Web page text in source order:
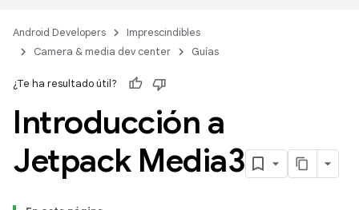
Android Developers
Imprescindibles
Camera & media dev center
Guías
¿Te ha resultado útil?
Introducción a
Jetpack Media3